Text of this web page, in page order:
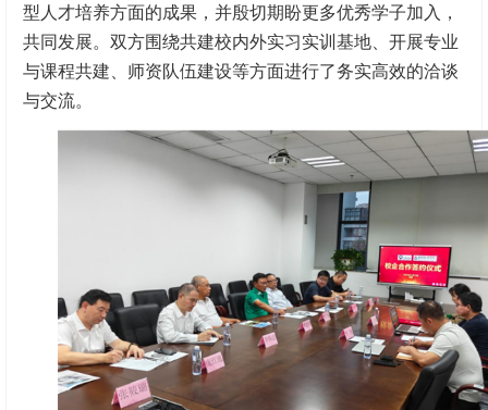
型人才培养方面的成果，并殷切期盼更多优秀学子加入，
共同发展。双方围绕共建校内外实习实训基地、开展专业
与课程共建、师资队伍建设等方面进行了务实高效的洽谈
与交流。